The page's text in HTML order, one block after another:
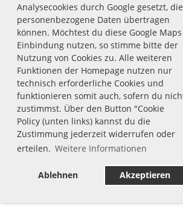
Analysecookies durch Google gesetzt, die
personenbezogene Daten übertragen
können. Möchtest du diese Google Maps
Einbindung nutzen, so stimme bitte der
Nutzung von Cookies zu. Alle weiteren
Funktionen der Homepage nutzen nur
technisch erforderliche Cookies und
funktionieren somit auch, sofern du
zustimmst. Über den Button "Cookie
Policy (unten links) kannst du die
Zustimmung jederzeit widerrufen oder
erteilen. Weitere Informationen
Ablehnen Akzeptieren
Der ballführende Spieler/in darf
festgehalten werden – lässt er den
so muss er ebenfalls sofort
Dein Interesse ist geweckt? Dann
aufdigitalem Wegebei uns oder
beim Training vorbei!
Trainiert wird jeden Montag (siehe
im Sprungbecken des Arriba-Bades
Metern) sowie in den speziellen
Trainingseinheiten.
Bei Fragen zum Thema